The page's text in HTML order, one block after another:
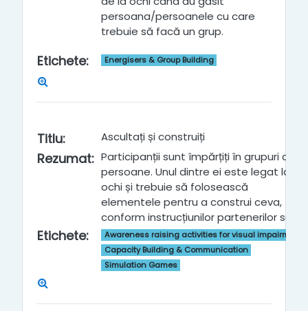
persoana/persoanele cu care
trebuie să facă un grup.
Etichete: Energisers & Group Building
Titlu: Ascultați și construiți
Rezumat: Participanții sunt împărțiți în grupuri de 5
persoane. Unul dintre ei este legat la
ochi și trebuie să folosească
elementele pentru a construi ceva,
conform instrucțiunilor partenerilor săi.
Etichete:
Awareness raising activities for visual impairment
Capacity Building & Communication
Simulation Games